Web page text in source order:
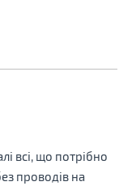
всі, що потрібно
проводів на